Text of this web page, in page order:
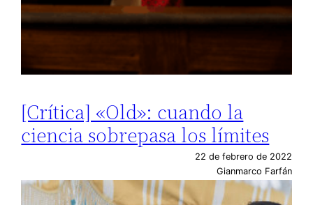
[Crítica] «Old»: cuando la
ciencia sobrepasa los límites
22 de febrero de 2022
Gianmarco Farfán